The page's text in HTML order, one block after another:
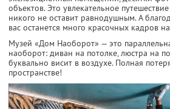
объектов. Это увлекательное
никого не оставит равнодушным. А
вас останется много красочных кадров
Музей «Дом Наоборот» — это
наоборот: диван на потолке, люстра на
буквально висит в воздухе. Полная
пространстве!